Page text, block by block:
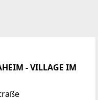
- VILLAGE IM